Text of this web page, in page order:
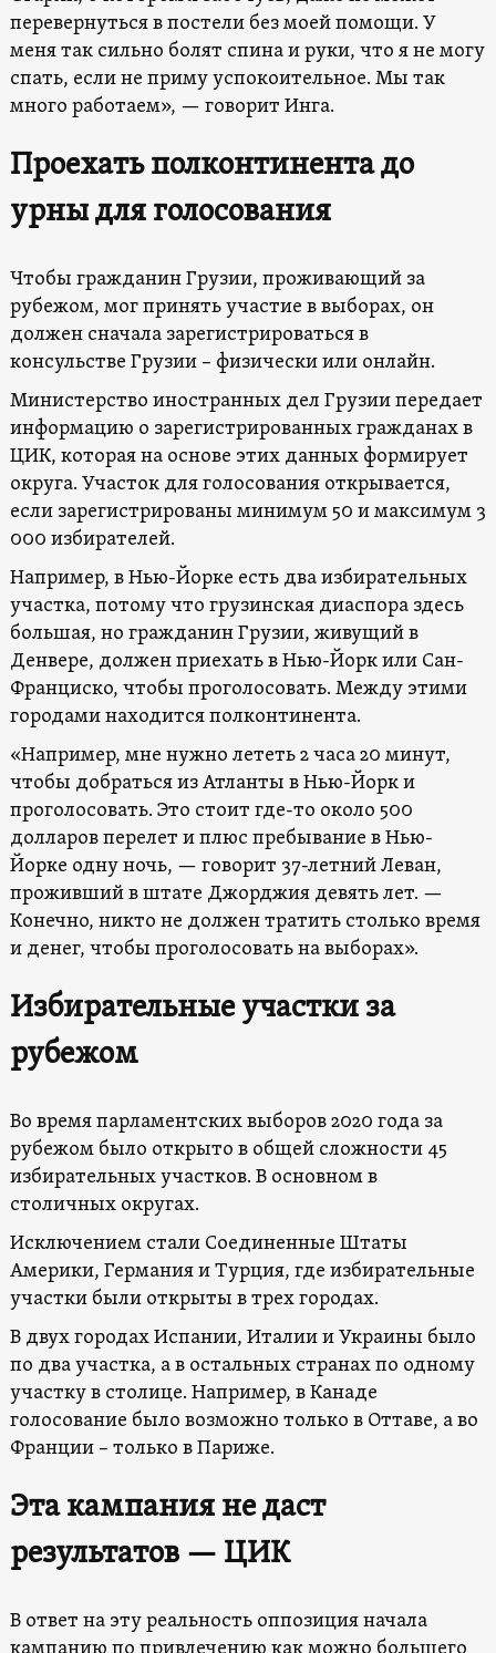
перевернуться в постели без моей помощи. У
меня так сильно болят спина и руки, что я не могу
спать, если не приму успокоительное. Мы так
много работаем», — говорит Инга.
Проехать полконтинента до
урны для голосования
Чтобы гражданин Грузии, проживающий за
рубежом, мог принять участие в выборах, он
должен сначала зарегистрироваться в
консульстве Грузии – физически или онлайн.
Министерство иностранных дел Грузии передает
информацию о зарегистрированных гражданах в
ЦИК, которая на основе этих данных формирует
округа. Участок для голосования открывается,
если зарегистрированы минимум 50 и максимум 3
000 избирателей.
Например, в Нью-Йорке есть два избирательных
участка, потому что грузинская диаспора здесь
большая, но гражданин Грузии, живущий в
Денвере, должен приехать в Нью-Йорк или Сан-
Франциско, чтобы проголосовать. Между этими
городами находится полконтинента.
«Например, мне нужно лететь 2 часа 20 минут,
чтобы добраться из Атланты в Нью-Йорк и
проголосовать. Это стоит где-то около 500
долларов перелет и плюс пребывание в Нью-
Йорке одну ночь, — говорит 37-летний Леван,
проживший в штате Джорджия девять лет. —
Конечно, никто не должен тратить столько время
и денег, чтобы проголосовать на выборах».
Избирательные участки за
рубежом
Во время парламентских выборов 2020 года за
рубежом было открыто в общей сложности 45
избирательных участков. В основном в
столичных округах.
Исключением стали Соединенные Штаты
Америки, Германия и Турция, где избирательные
участки были открыты в трех городах.
В двух городах Испании, Италии и Украины было
по два участка, а в остальных странах по одному
участку в столице. Например, в Канаде
голосование было возможно только в Оттаве, а во
Франции – только в Париже.
Эта кампания не даст
результатов — ЦИК
В ответ на эту реальность оппозиция начала